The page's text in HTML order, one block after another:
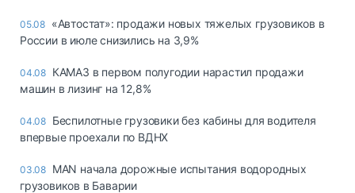
05.08 «Автостат»: продажи новых тяжелых грузовиков в
России в июле снизились на 3,9%
04.08 КАМАЗ в первом полугодии нарастил продажи
машин в лизинг на 12,8%
04.08 Беспилотные грузовики без кабины для водителя
впервые проехали по ВДНХ
03.08 MAN начала дорожные испытания водородных
грузовиков в Баварии